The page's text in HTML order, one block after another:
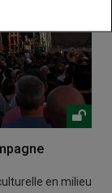
en milieu